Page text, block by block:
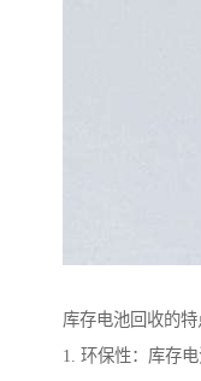
库存电池回收的特
1. 环保性：库存